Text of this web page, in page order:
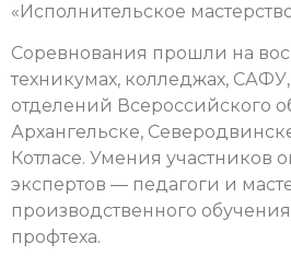
«Исполнительское
Соревнования прошли на
техникумах, колледжах, САФУ,
отделений Всероссийского
Архангельске,
Котласе. Умения участников
экспертов — педагоги и
производственного
профтеха.